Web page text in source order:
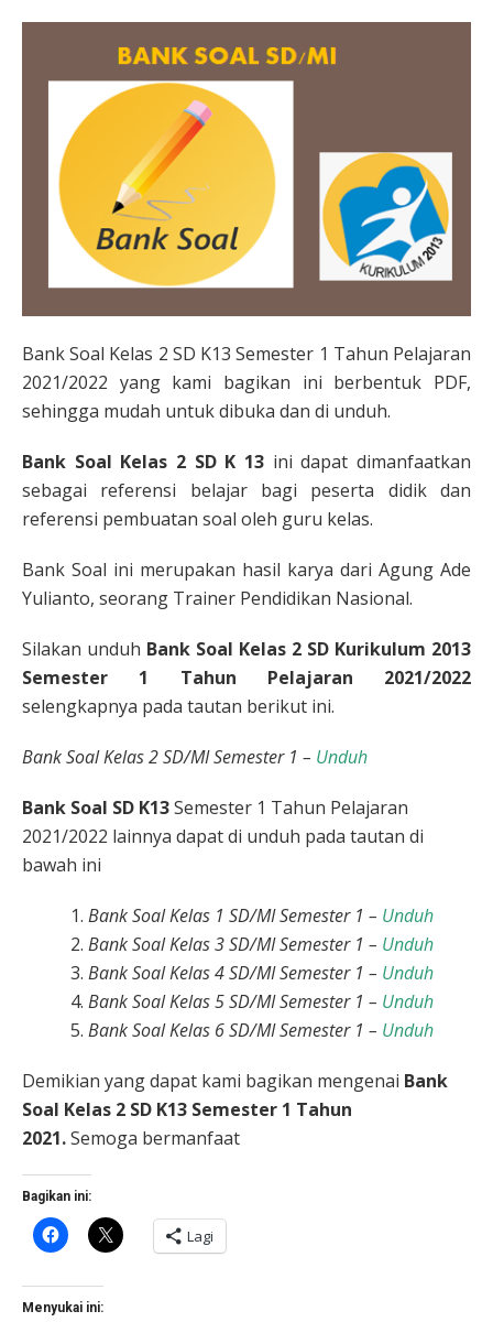
Bank Soal Kelas 2 SD K13 Semester 1 Tahun Pelajaran
2021/2022 yang kami bagikan ini berbentuk PDF,
sehingga mudah untuk dibuka dan di unduh.
Bank Soal Kelas 2 SD K 13 ini dapat dimanfaatkan
sebagai referensi belajar bagi peserta didik dan
referensi pembuatan soal oleh guru kelas.
Bank Soal ini merupakan hasil karya dari Agung Ade
Yulianto, seorang Trainer Pendidikan Nasional.
Silakan unduh Bank Soal Kelas 2 SD Kurikulum 2013
Semester 1 Tahun Pelajaran 2021/2022
selengkapnya pada tautan berikut ini.
Bank Soal Kelas 2 SD/MI Semester 1 – Unduh
Bank Soal SD K13Semester 1 Tahun Pelajaran
2021/2022 lainnya dapat di unduh pada tautan di
bawah ini
Bank Soal Kelas 1 SD/MI Semester 1 – Unduh
Bank Soal Kelas 3 SD/MI Semester 1 – Unduh
Bank Soal Kelas 4 SD/MI Semester 1 – Unduh
Bank Soal Kelas 5 SD/MI Semester 1 – Unduh
Bank Soal Kelas 6 SD/MI Semester 1 – Unduh
Demikian yang dapat kami bagikan mengenai Bank
Soal Kelas 2 SD K13 Semester 1 Tahun
2021.Semoga bermanfaat
Bagikan ini:
Klik
untuk
Facebook(Membuka
di
Klik
untuk Lagi
Menyukai ini: